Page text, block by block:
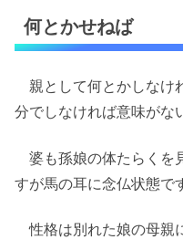
何とかせねば
親として何とかしなけ
分でしなければ意味がな
婆も孫娘の体たらくを
すが馬の耳に念仏状態で
性格は別れた娘の母親